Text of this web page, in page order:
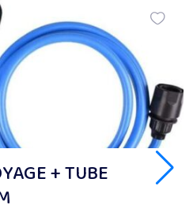
+ TUBE